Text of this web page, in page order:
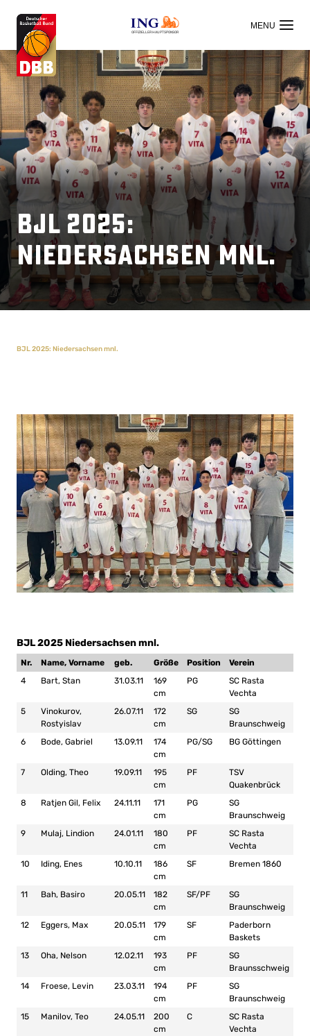
OFFIZIELLER HAUPTSPONSOR
BJL 2025:
Niedersachsen mnl.
BJL 2025: Niedersachsen mnl.
BJL 2025 Niedersachsen mnl.
Nr. Name, Vorname geb. Größe Position
Verein
4
Bart, Stan 31.03.11
169
cm
PG
SC Rasta
Vechta
5
Vinokurov,
Rostyislav
26.07.11
172
cm
SG
SG
Braunschweig
6
Bode, Gabriel 13.09.11
174
cm
PG/SG BG Göttingen
7 Olding, Theo 19.09.11
195
cm
PF
TSV
Quakenbrück
8
Ratjen Gil, Felix 24.11.11
171
cm
PG
SG
Braunschweig
9
Mulaj, Lindion 24.01.11
180
cm
PF
SC Rasta
Vechta
10
Iding, Enes 10.10.11
186
cm
SF Bremen 1860
11 Bah, Basiro 20.05.11
182
cm
SF/PF
SG
Braunschweig
12
Eggers, Max 20.05.11
179
cm
SF
Paderborn
Baskets
13
Oha, Nelson 12.02.11
193
cm
PF
SG
Braunsschweig
14
Froese, Levin 23.03.11
194
cm
PF
SG
Braunschweig
15
Manilov, Teo 24.05.11
200
cm
C
SC Rasta
Vechta